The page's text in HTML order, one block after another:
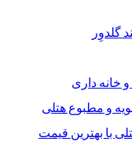
گلدوِر
خانه داری
و مطبوع هتلی
با بهترین قیمت